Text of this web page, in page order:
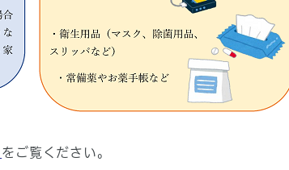
をご覧ください。